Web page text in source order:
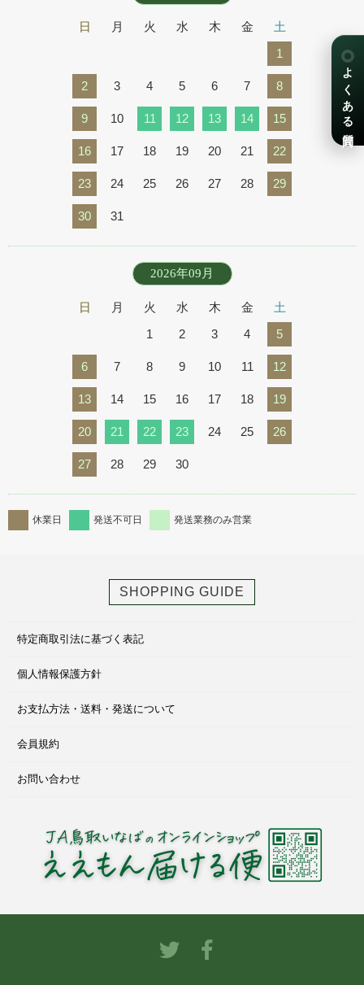
日 月 火 水 木 金
土
1
2 3 4 5 6 7 8
9 10 11 12 13 14 15
16 17 18 19 20 21 22
23 24 25 26 27 28 29
30 31
2026年09月
日 月 火 水 木 金
土
1
2 3 4 5
6 7 8 9 10 11 12
13 14 15 16 17 18 19
20 21 22 23 24 25 26
27 28 29 30
休業日 発送不可日 発送業務のみ営業
SHOPPING GUIDE
特定商取引法に基づく表記
個人情報保護方針
お支払方法・送料・発送について
会員規約
お問い合わせ
よくある質問